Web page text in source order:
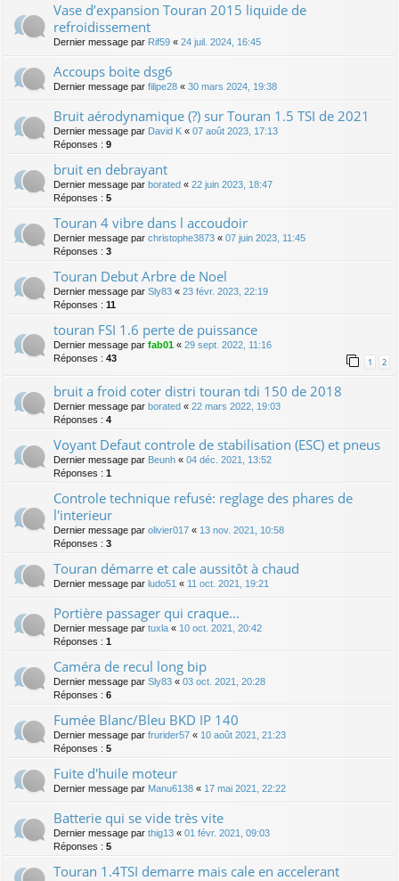
Vase d’expansion Touran 2015 liquide de
refroidissement
Dernier message par Rif59 « 24 juil. 2024, 16:45
Accoups boite dsg6
Dernier message par filipe28 « 30 mars 2024, 19:38
Bruit aérodynamique (?) sur Touran 1.5 TSI de 2021
Dernier message par David K « 07 août 2023, 17:13
Réponses : 9
bruit en debrayant
Dernier message par borated « 22 juin 2023, 18:47
Réponses : 5
Touran 4 vibre dans l accoudoir
Dernier message par christophe3873 « 07 juin 2023, 11:45
Réponses : 3
Touran Debut Arbre de Noel
Dernier message par Sly83 « 23 févr. 2023, 22:19
Réponses : 11
touran FSI 1.6 perte de puissance
Dernier message par fab01 « 29 sept. 2022, 11:16
Réponses : 43 1 2
bruit a froid coter distri touran tdi 150 de 2018
Dernier message par borated « 22 mars 2022, 19:03
Réponses : 4
Voyant Defaut controle de stabilisation (ESC) et pneus
Dernier message par Beunh « 04 déc. 2021, 13:52
Réponses : 1
Controle technique refusé: reglage des phares de
l'interieur
Dernier message par olivier017 « 13 nov. 2021, 10:58
Réponses : 3
Touran démarre et cale aussitôt à chaud
Dernier message par ludo51 « 11 oct. 2021, 19:21
Portière passager qui craque...
Dernier message par tuxla « 10 oct. 2021, 20:42
Réponses : 1
Caméra de recul long bip
Dernier message par Sly83 « 03 oct. 2021, 20:28
Réponses : 6
Fumée Blanc/Bleu BKD IP 140
Dernier message par frurider57 « 10 août 2021, 21:23
Réponses : 5
Fuite d'huile moteur
Dernier message par Manu6138 « 17 mai 2021, 22:22
Batterie qui se vide très vite
Dernier message par thig13 « 01 févr. 2021, 09:03
Réponses : 5
Touran 1.4TSI demarre mais cale en accelerant